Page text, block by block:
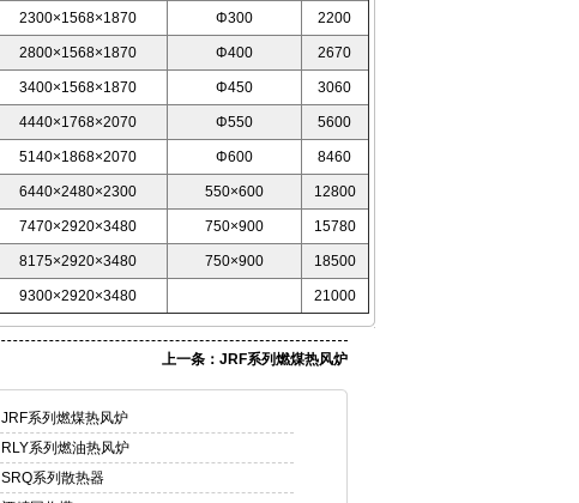
2300×1568×1870 Φ300 2200
2800×1568×1870 Φ400 2670
3400×1568×1870 Φ450 3060
4440×1768×2070 Φ550 5600
5140×1868×2070 Φ600 8460
6440×2480×2300 550×600 12800
7470×2920×3480 750×900 15780
8175×2920×3480 750×900 18500
9300×2920×3480 21000
上一条： JRF系列燃煤热风炉
JRF系列燃煤热风炉
RLY系列燃油热风炉
SRQ系列散热器